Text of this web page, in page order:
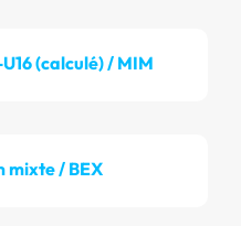
(calculé) / MIM
mixte / BEX